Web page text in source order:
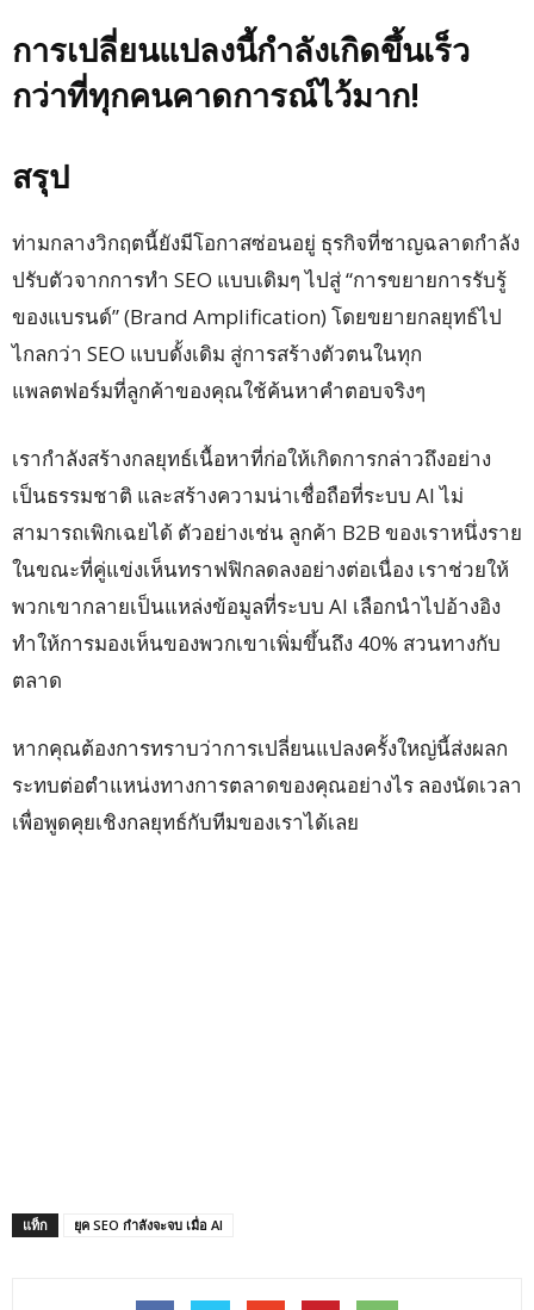
การเปลี่ยนแปลงนี้กำลังเกิดขึ้นเร็ว
กว่าที่ทุกคนคาดการณ์ไว้มาก!
สรุป
ท่ามกลางวิกฤตนี้ยังมีโอกาสซ่อนอยู่ ธุรกิจที่ชาญฉลาดกำลัง
ปรับตัวจากการทำ SEO แบบเดิมๆ ไปสู่ “การขยายการรับรู้
ของแบรนด์” (Brand Amplification) โดยขยายกลยุทธ์ไป
ไกลกว่า SEO แบบดั้งเดิม สู่การสร้างตัวตนในทุก
แพลตฟอร์มที่ลูกค้าของคุณใช้ค้นหาคำตอบจริงๆ
เรากำลังสร้างกลยุทธ์เนื้อหาที่ก่อให้เกิดการกล่าวถึงอย่าง
เป็นธรรมชาติ และสร้างความน่าเชื่อถือที่ระบบ AI ไม่
สามารถเพิกเฉยได้ ตัวอย่างเช่น ลูกค้า B2B ของเราหนึ่งราย
ในขณะที่คู่แข่งเห็นทราฟฟิกลดลงอย่างต่อเนื่อง เราช่วยให้
พวกเขากลายเป็นแหล่งข้อมูลที่ระบบ AI เลือกนำไปอ้างอิง
ทำให้การมองเห็นของพวกเขาเพิ่มขึ้นถึง 40% สวนทางกับ
ตลาด
หากคุณต้องการทราบว่าการเปลี่ยนแปลงครั้งใหญ่นี้ส่งผลก
ระทบต่อตำแหน่งทางการตลาดของคุณอย่างไร ลองนัดเวลา
เพื่อพูดคุยเชิงกลยุทธ์กับทีมของเราได้เลย
แท็ก ยุค SEO กำลังจะจบ เมื่อ AI